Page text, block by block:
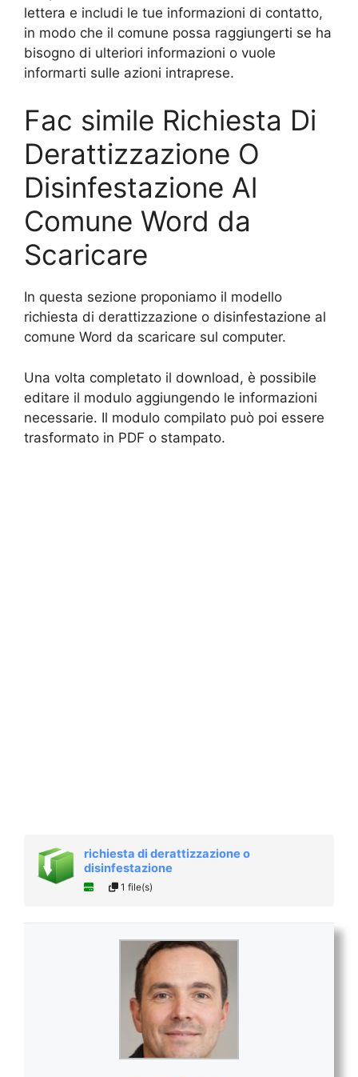
lettera e includi le tue informazioni di contatto,
in modo che il comune possa raggiungerti se ha
bisogno di ulteriori informazioni o vuole
informarti sulle azioni intraprese.
Fac simile Richiesta Di
Derattizzazione O
Disinfestazione Al
Comune Word da
Scaricare
In questa sezione proponiamo il modello
richiesta di derattizzazione o disinfestazione al
comune Word da scaricare sul computer.
Una volta completato il download, è possibile
editare il modulo aggiungendo le informazioni
necessarie. Il modulo compilato può poi essere
trasformato in PDF o stampato.
richiesta di derattizzazione o
disinfestazione
1 file(s)